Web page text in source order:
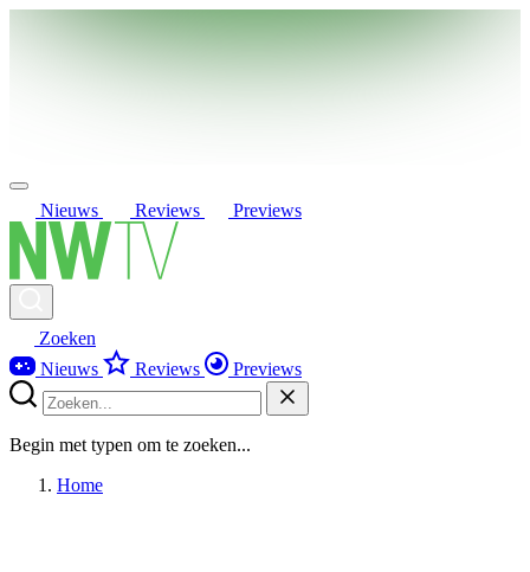
Nieuws Reviews Previews
Zoeken
Nieuws
Reviews Previews
Begin met typen om te zoeken...
Home